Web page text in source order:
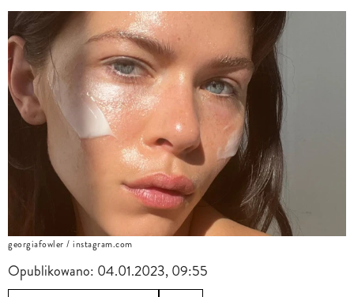
georgiafowler / instagram.com
Opublikowano: 04.01.2023, 09:55